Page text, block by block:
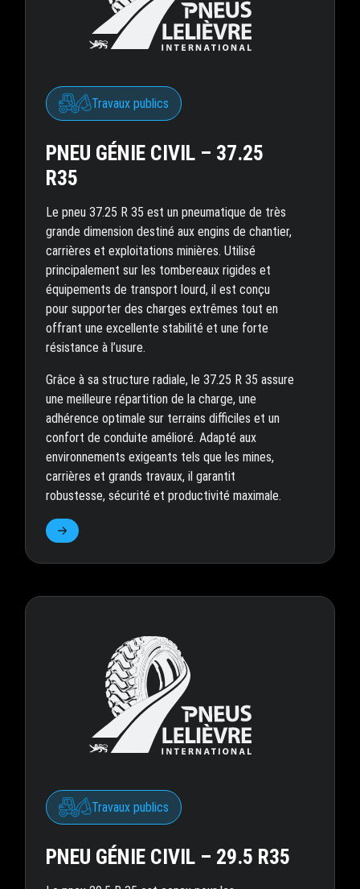
Travaux publics
PNEU GÉNIE CIVIL – 37.25
R35
Le pneu 37.25 R 35 est un pneumatique de très
grande dimension destiné aux engins de chantier,
carrières et exploitations minières. Utilisé
principalement sur les tombereaux rigides et
équipements de transport lourd, il est conçu
pour supporter des charges extrêmes tout en
offrant une excellente stabilité et une forte
résistance à l’usure.
Grâce à sa structure radiale, le 37.25 R 35 assure
une meilleure répartition de la charge, une
adhérence optimale sur terrains difficiles et un
confort de conduite amélioré. Adapté aux
environnements exigeants tels que les mines,
carrières et grands travaux, il garantit
robustesse, sécurité et productivité maximale.
Travaux publics
PNEU GÉNIE CIVIL – 29.5 R35